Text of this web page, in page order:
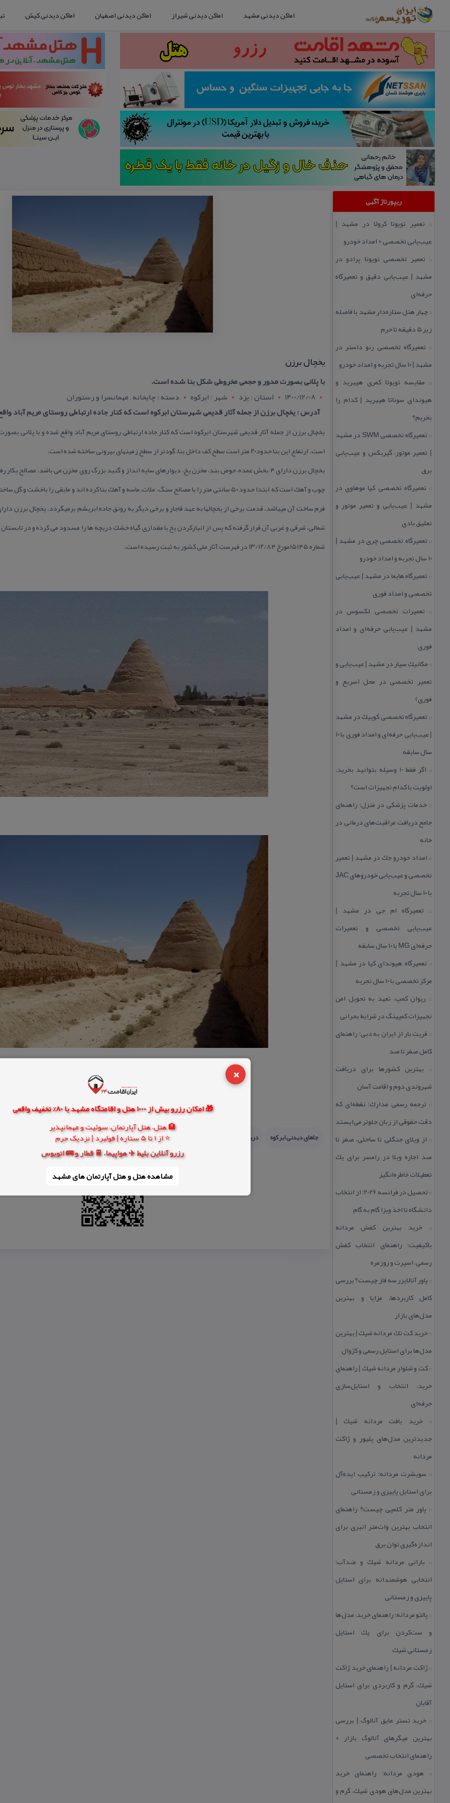
×
🎁 امکان رزرو بیش از 1000 هتل و اقامتگاه مشهد با 80% تخفیف واقعی
🏨 هتل، هتل آپارتمان، سوئیت و مهمانپذیر
⭐ از 1 تا 5 ستاره | فولبرد | نزدیک حرم
رزرو آنلاین بلیط ✈️ هواپیما، 🚆 قطار و 🚌 اتوبوس
مشاهده هتل و هتل‌ آپارتمان های مشهد
اماکن دیدنی مشهد اماکن دیدنی شیراز اماکن دیدنی اصفهان اماکن دیدنی کیش
ریپورتاژ آگهی
:: تعمیر تویوتا كرولا در مشهد |
عیب‌یابی تخصصی + امداد خودرو
:: تعمیر تخصصی تویوتا پرادو در
مشهد | عیب‌یابی دقیق و تعمیرگاه
حرفه‌ای
::چهار هتل‌ ستاره‌دار مشهد با فاصله
زیر 5 دقیقه تا حرم
:: تعمیرگاه تخصصی رنو داستر در
مشهد | ۱۰ سال تجربه و امداد خودرو
:: مقایسه تویوتا كمری هیبرید و
هیوندای سوناتا هیبرید | كدام را
بخریم؟
::
تعمیرگاه تخصصی SWM در مشهد
| تعمیر موتور، گیربكس و عیب‌یابی
برق
:: تعمیرگاه تخصصی كیا موهاوی در
مشهد | عیب‌یابی و تعمیر موتور و
تعلیق بادی
:: تعمیرگاه تخصصی چری در مشهد |
۱۰ سال تجربه و امداد خودرو
:: تعمیرگاه هایما در مشهد | عیب‌یابی
تخصصی و امداد فوری
:: تعمیرات تخصصی لكسوس در
مشهد | عیب‌یابی حرفه‌ای و امداد
فوری
:: مكانیك سیار در مشهد | عیب‌یابی و
تعمیر تخصصی در محل (سریع و
فوری)
:: تعمیرگاه تخصصی كوییك در مشهد
| عیب‌یابی حرفه‌ای و امداد فوری با ۱۰
سال سابقه
::
اگر فقط 10 وسیله بتوانید بخرید،
اولویت با كدام تجهیزات است؟
:: خدمات پزشكی در منزل؛ راهنمای
جامع دریافت مراقبت‌های درمانی در
خانه
:: امداد خودرو جك در مشهد | تعمیر
تخصصی و عیب‌یابی خودروهای JAC
با ۱۰ سال تجربه
:: تعمیرگاه ام جی در مشهد |
عیب‌یابی تخصصی و تعمیرات
حرفه‌ای MG با ۱۰ سال سابقه
:: تعمیرگاه هیوندای كیا در مشهد |
مركز تخصصی با ۱۰ سال تجربه
:: ریوان كمپ، تعهد به تحویل امن
تجهیزات كمپینگ در شرایط بحرانی
:: فریت بار از ایران به دبی؛ راهنمای
كامل صفر تا صد
:: بهترین كشورها برای دریافت
شهروندی دوم و اقامت آسان
:: ترجمه رسمی مدارك؛ نقطه‌ای كه
دقت حقوقی از زبان جلوتر می‌ایستد
:: از ویلای جنگلی تا ساحلی، صفر تا
صد اجاره ویلا در رامسر برای یك
تعطیلات خاطره‌انگیز
::
تحصیل در فرانسه 2026؛ از انتخاب
دانشگاه تا اخذ ویزا گام به گام
::خرید بهترین كفش مردانه
باكیفیت؛ راهنمای انتخاب كفش
رسمی، اسپرت و روزمره
:: پاور آنالایزر سه فاز چیست؟ بررسی
كامل كاربردها، مزایا و بهترین
مدل‌های بازار
::خرید كت تك مردانه شیك | بهترین
مدل‌ها برای استایل رسمی و كژوال
::كت و شلوار مردانه شیك | راهنمای
خرید، انتخاب و استایل‌سازی
حرفه‌ای
::خرید بافت مردانه شیك |
جدیدترین مدل‌های پلیور و ژاكت
مردانه
:: سویشرت مردانه؛ تركیب ایده‌آل
برای استایل پاییزی و زمستانی
:: پاور متر كلمپی چیست؟ راهنمای
انتخاب بهترین وات‌متر انبری برای
اندازه‌گیری توان برق
:: بارانی مردانه شیك و ضدآب؛
انتخابی هوشمندانه برای استایل
پاییزی و زمستانی
:: پالتو مردانه؛ راهنمای خرید، مدل‌ها
و ست‌كردن برای یك استایل
زمستانی شیك
::ژاكت مردانه | راهنمای خرید ژاكت
شیك، گرم و كاربردی برای استایل
آقایان
:: خرید تستر عایق آنالوگ | بررسی
بهترین میگرهای آنالوگ بازار +
راهنمای انتخاب تخصصی
:: هودی مردانه؛ راهنمای خرید
بهترین مدل‌های هودی شیك، گرم و
یخچال برزن
با پلانی بصورت مدور و حجمی مخروطی شكل بنا شده است.
1400/12/08
استان : يزد شهر : ابركوه
دسته : چایخانه , مهمانسرا و رستوران
آدرس : یخچال برزن از جمله آثار قدیمی شهرستان ابركوه است كه كنار جاده ارتباطی روستای مریم آباد
یخچال برزن از جمله آثار قدیمی شهرستان ابركوه است كه كنار جاده ارتباطی روستای مریم آباد واقع شده و با پلانی
است. ارتفاع این بنا حدود۲۰ متر است سطح كف داخل بنا، گودتر از سطح زمینهای بیرونی ساخته شده است.
یخچال برزن دارای ۴ بخش عمده، حوض بند، مخزن یخ، دیوارهای سایه انداز و گنبد بزرگ روی مخزن می باشد.
چوب و آهك است كه ابتدا حدود ۵۰ سانتی متر را با مصالح سنگ، ملات، ماسه و آهك بنا كرده اند و مابقی را
فرم ساخت آن میباشد. قدمت برخی از یخچالها به عهد قاجار و برخی دیگر به رونق جاده ابریشم برمیگردد. یخچال برزن
شمالی، شرقی و غربی آن قرار گرفته كه پس از انباركردن یخ با مقداری گیاه خشك دریچه ها را مسدود می كرده و در
شماره ۱۵۱۴۵مورخ ۱۳/۱۲/۸۴ در فهرست آثار ملی كشور به ثبت رسیده است.
جاهای دیدنی ابركوه درباره یخچال برزن دیدنیهای ابركوه روستای مریم آباد یخچال برزن كجاست